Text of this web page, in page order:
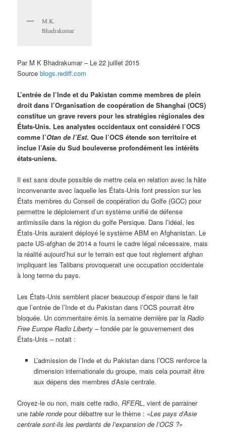
M.K.
Bhadrakumar
Par M K Bhadrakumar – Le 22 juillet 2015
Sourceblogs.rediff.com
L’entrée de l’Inde et du Pakistan comme membres de plein
droit dans l’Organisation de coopération de Shanghai (OCS)
constitue un grave revers pour les stratégies régionales des
États-Unis. Les analystes occidentaux ont considéré l’OCS
comme l’Otan de l’Est. Que l’OCS étende son territoire et
inclue l’Asie du Sud bouleverse profondément les intérêts
états-uniens.
Il est sans doute possible de mettre cela en relation avec la hâte
inconvenante avec laquelle les États-Unis font pression sur les
États membres du Conseil de coopération du Golfe (GCC) pour
permettre le déploiement d’un système unifié de défense
antimissile dans la région du golfe Persique. Dans l’idéal, les
États-Unis auraient déployé le système ABM en Afghanistan. Le
pacte US-afghan de 2014 a fourni le cadre légal nécessaire, mais
la réalité aujourd’hui sur le terrain est que tout règlement afghan
impliquant les Talibans provoquerait une occupation occidentale
à long terme du pays.
Les États-Unis semblent placer beaucoup d’espoir dans le fait
que l’entrée de l’Inde et du Pakistan dans l’OCS pourrait être
bloquée. Un commentaire émis la semaine dernière par laRadio
Free Europe Radio Liberty – fondée par le gouvernement des
États-Unis – notait :
L’admission de l’Inde et du Pakistan dans l’OCS renforce la
dimension internationale du groupe, mais cela pourrait être
aux dépens des membres d’Asie centrale.
Croyez-le ou non, mais cette radio,RFERL, vient de parrainer
unetable ronde pour débattre sur le thème : «Les pays d’Asie
centrale sont-ils les perdants de l’expansion de l’OCS ?»